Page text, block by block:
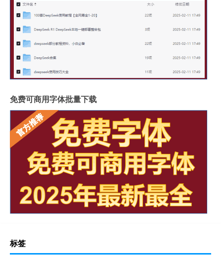
免费可商用字体批量下载
标签